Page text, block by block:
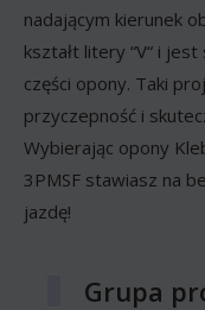
nadającym kierunek
kształt litery “V“ i
części opony. Taki
przyczepność i
Wybierając opony
3PMSF stawiasz na
jazdę!
Grupa